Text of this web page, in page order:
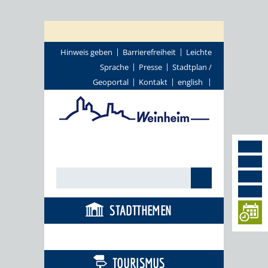
Hinweis geben Barrierefreiheit
Leichte
Sprache
Presse
Stadtplan /
Geoportal
Kontakt english
STADTTHEMEN
TOURISMUS